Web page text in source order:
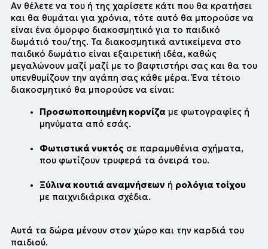
Αν θέλετε να του ή της χαρίσετε κάτι που θα κρατήσει
και θα θυμάται για χρόνια, τότε αυτό θα μπορούσε να
είναι ένα όμορφο διακοσμητικό για το παιδικό
δωμάτιό του/της. Τα διακοσμητικά αντικείμενα στο
παιδικό δωμάτιο είναι εξαιρετική ιδέα, καθώς
μεγαλώνουν μαζί μαζί με το βαφτιστήρι σας και θα του
υπενθυμίζουν την αγάπη σας κάθε μέρα. Ένα τέτοιο
διακοσμητικό θα μπορούσε να είναι:
Προσωποποιημένη κορνίζα με φωτογραφίες ή
μηνύματα από εσάς.
Φωτιστικά νυκτός σε παραμυθένια σχήματα,
που φωτίζουν τρυφερά τα όνειρά του.
Ξύλινα κουτιά αναμνήσεων ή ρολόγια τοίχου
με παιχνιδιάρικα σχέδια.
Αυτά τα δώρα μένουν στον χώρο και την καρδιά του
παιδιού.